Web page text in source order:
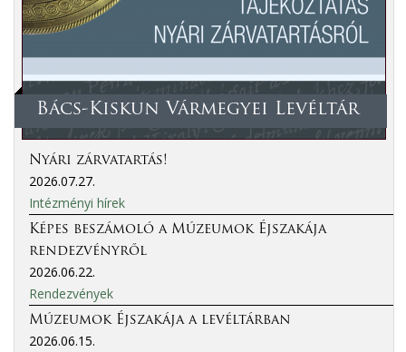
Bács-Kiskun Vármegyei Levéltár
Nyári zárvatartás!
2026.07.27.
Intézményi hírek
Képes beszámoló a Múzeumok Éjszakája
rendezvényről
2026.06.22.
Rendezvények
Múzeumok Éjszakája a levéltárban
2026.06.15.